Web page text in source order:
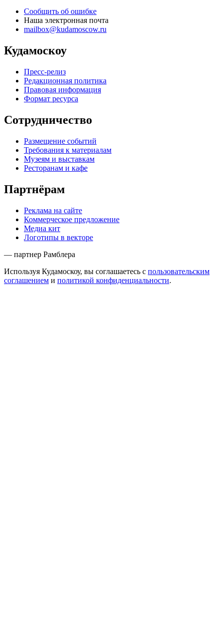
Сообщить об ошибке
Наша электронная почта
mailbox@kudamoscow.ru
Кудамоскоу
Пресс-релиз
Редакционная политика
Правовая информация
Формат ресурса
Сотрудничество
Размещение событий
Требования к материалам
Музеям и выставкам
Ресторанам и кафе
Партнёрам
Реклама на сайте
Коммерческое предложение
Медиа кит
Логотипы в векторе
— партнер Рамблера
Используя Кудамоскоу, вы соглашаетесь с пользовательским
соглашением и политикой конфиденциальности.